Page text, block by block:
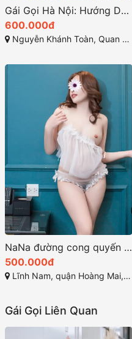
Gái Gọi Hà Nội: Hướng Dẫn Để Tìm Kiếm Dịch Vụ Gải Trí Tại Thủ Đô
600.000đ
Nguyễn Khánh Toàn, Quan Hoa, Cầu Giấy, TP Hà Nội
NaNa đường cong quyến rũ là điểm nhấn hấp dẫn
500.000đ
Lĩnh Nam, quận Hoàng Mai, Hà Nội
Gái Gọi Liên Quan